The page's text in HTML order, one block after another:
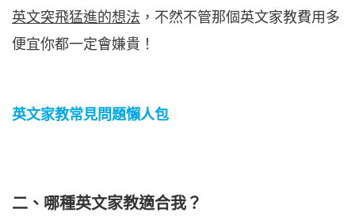
英文突飛猛進的想法 ，不然不管那個英文家教費用多
便宜你都一定會嫌貴！
英文家教常見問題懶人包
二、哪種英文家教適合我？